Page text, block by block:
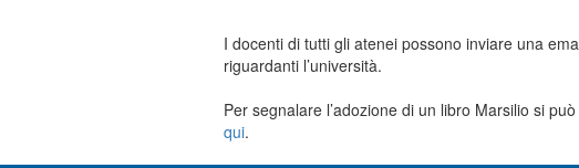
I docenti di tutti gli atenei possono inviare una
riguardanti l’università.
Per segnalare l’adozione di un libro Marsilio si
qui.